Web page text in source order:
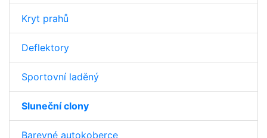
Kryt prahů
Deflektory
Sportovní laděný
Sluneční clony
Barevné autokoberce